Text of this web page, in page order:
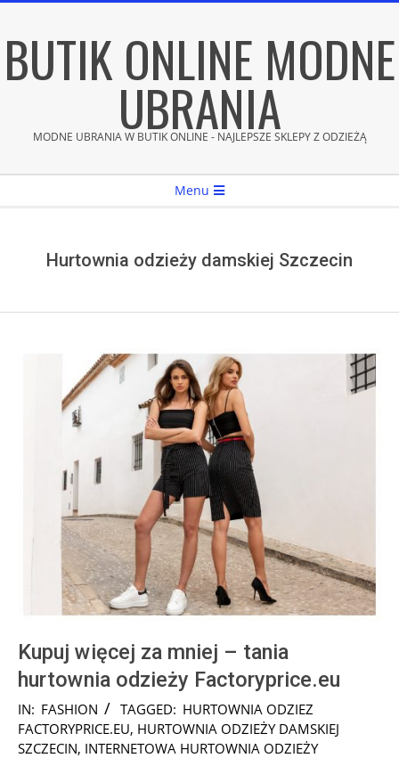
content
BUTIK ONLINE MODNE
UBRANIA
MODNE UBRANIA W BUTIK ONLINE - NAJLEPSZE SKLEPY Z ODZIEŻĄ
Menu
Hurtownia odzieży damskiej Szczecin
Kupuj więcej za mniej – tania
hurtownia odzieży Factoryprice.eu
2025-
08-
09
IN: FASHION TAGGED: HURTOWNIA ODZIEZ
FACTORYPRICE.EU, HURTOWNIA ODZIEŻY DAMSKIEJ
SZCZECIN, INTERNETOWA HURTOWNIA ODZIEŻY